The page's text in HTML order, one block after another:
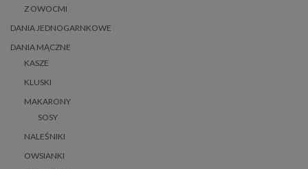
Z OWOCMI
DANIA JEDNOGARNKOWE
DANIA MĄCZNE
KASZE
KLUSKI
MAKARONY
SOSY
NALEŚNIKI
OWSIANKI